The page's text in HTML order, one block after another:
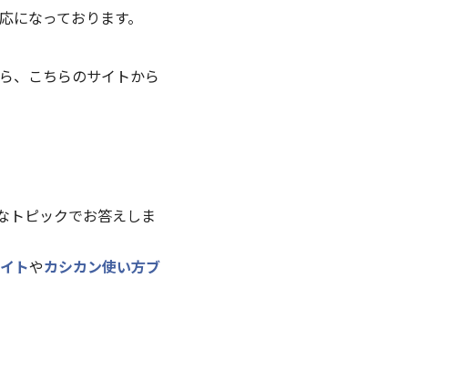
なっております。
、こちらのサイトから
トピックでお答えしま
トやカシカン使い方ブ